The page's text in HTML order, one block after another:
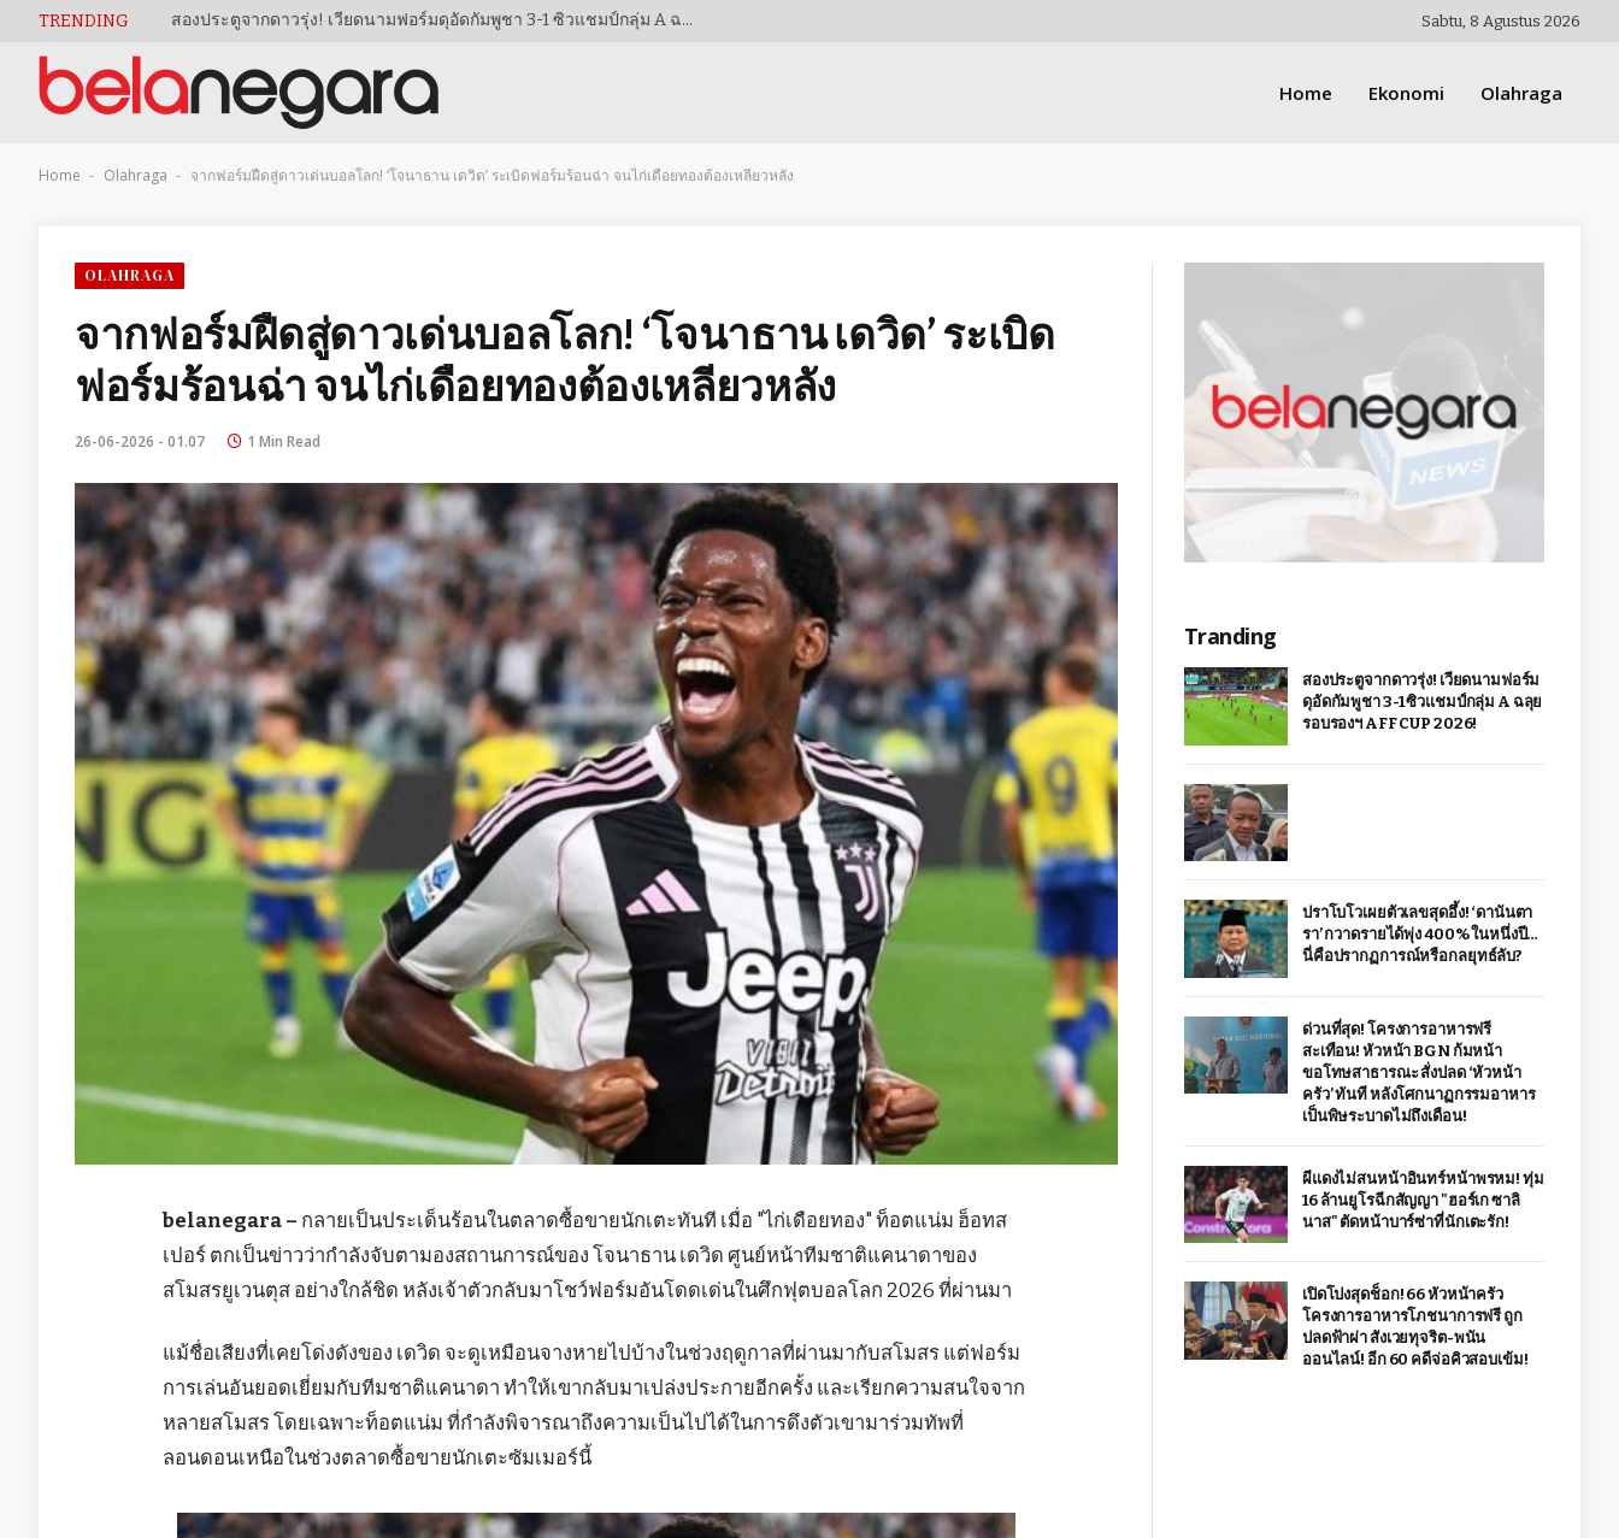
TRENDING สองประตูจากดาวรุ่ง! เวียดนามฟอร์มดุอัดกัมพูชา 3-1 ซิวแชมป์กลุ่ม A ฉลุยรอบรองฯ AFF CUP 2026! Sabtu, 8 Agustus 2026
Home Ekonomi Olahraga
Home - Olahraga - จากฟอร์มฝืดสู่ดาวเด่นบอลโลก! ‘โจนาธาน เดวิด’ ระเบิดฟอร์มร้อนฉ่า จนไก่เดือยทองต้องเหลียวหลัง
OLAHRAGA
จากฟอร์มฝืดสู่ดาวเด่นบอลโลก! ‘โจนาธาน เดวิด’ ระเบิด
ฟอร์มร้อนฉ่า จนไก่เดือยทองต้องเหลียวหลัง
26-06-2026 - 01.07 1 Min Read
belanegara – กลายเป็นประเด็นร้อนในตลาดซื้อขายนักเตะทันที เมื่อ "ไก่เดือยทอง" ท็อตแน่ม ฮ็อทส
เปอร์ ตกเป็นข่าวว่ากำลังจับตามองสถานการณ์ของ โจนาธาน เดวิด ศูนย์หน้าทีมชาติแคนาดาของ
สโมสรยูเวนตุส อย่างใกล้ชิด หลังเจ้าตัวกลับมาโชว์ฟอร์มอันโดดเด่นในศึกฟุตบอลโลก 2026 ที่ผ่านมา
แม้ชื่อเสียงที่เคยโด่งดังของ เดวิด จะดูเหมือนจางหายไปบ้างในช่วงฤดูกาลที่ผ่านมากับสโมสร แต่ฟอร์ม
การเล่นอันยอดเยี่ยมกับทีมชาติแคนาดา ทำให้เขากลับมาเปล่งประกายอีกครั้ง และเรียกความสนใจจาก
หลายสโมสร โดยเฉพาะท็อตแน่ม ที่กำลังพิจารณาถึงความเป็นไปได้ในการดึงตัวเขามาร่วมทัพที่
ลอนดอนเหนือในช่วงตลาดซื้อขายนักเตะซัมเมอร์นี้
Tranding
สองประตูจากดาวรุ่ง! เวียดนามฟอร์ม
ดุอัดกัมพูชา 3-1 ซิวแชมป์กลุ่ม A ฉลุย
รอบรองฯ AFF CUP 2026!
ปราโบโวเผยตัวเลขสุดอึ้ง! ‘ดานันตา
รา’ กวาดรายได้พุ่ง 400% ในหนึ่งปี…
นี่คือปรากฏการณ์หรือกลยุทธ์ลับ?
ด่วนที่สุด! โครงการอาหารฟรี
สะเทือน! หัวหน้า BGN ก้มหน้า
ขอโทษสาธารณะ สั่งปลด ‘หัวหน้า
ครัว’ ทันที หลังโศกนาฏกรรมอาหาร
เป็นพิษระบาดไม่ถึงเดือน!
ผีแดงไม่สนหน้าอินทร์หน้าพรหม! ทุ่ม
16 ล้านยูโรฉีกสัญญา "ฮอร์เก ซาลิ
นาส" ตัดหน้าบาร์ซ่าที่นักเตะรัก!
เปิดโปงสุดช็อก! 66 หัวหน้าครัว
โครงการอาหารโภชนาการฟรี ถูก
ปลดฟ้าผ่า สังเวยทุจริต-พนัน
ออนไลน์! อีก 60 คดีจ่อคิวสอบเข้ม!